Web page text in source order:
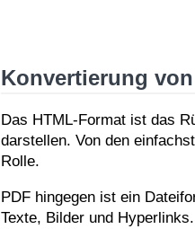
Konvertierung
Das HTML-Format ist das
darstellen. Von den
Rolle.
PDF hingegen ist ein
Texte, Bilder und